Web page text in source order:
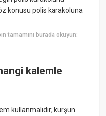
konusu polis karakoluna
tamamını burada okuyun:
kalemle
kullanmalıdır; kurşun